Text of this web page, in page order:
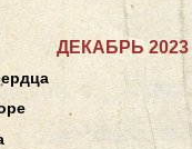
ДЕКАБРЬ 2023